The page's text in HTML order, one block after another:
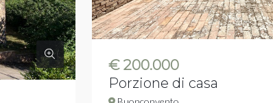
€ 200.000
Porzione di casa